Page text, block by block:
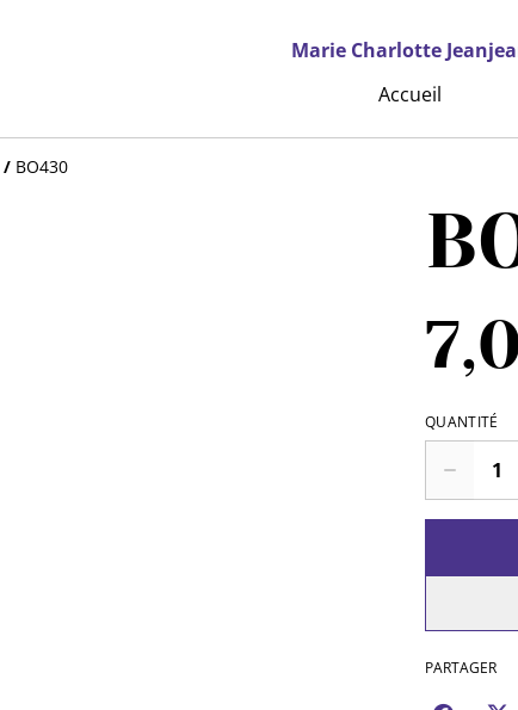
Marie Charlotte
Accueil
/ BO430
QUANTITÉ
PARTAGER